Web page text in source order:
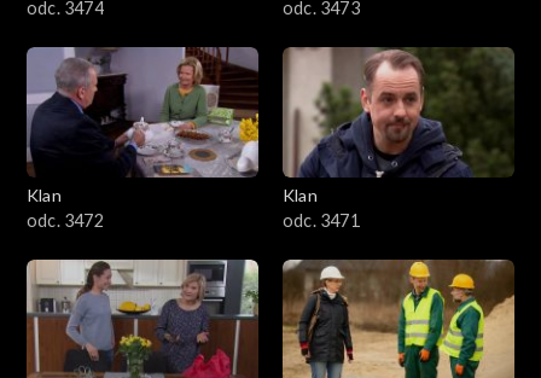
odc. 3474 odc. 3473
Klan
odc. 3472
Klan
odc. 3471